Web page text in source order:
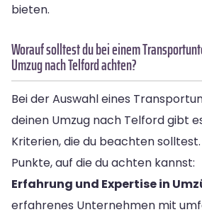
bieten.
Worauf solltest du bei einem
Umzug nach Telford achten?
Bei der Auswahl eines
deinen Umzug nach Telford gibt
Kriterien, die du beachten
Punkte, auf die du achten kannst:
Erfahrung und Expertise in
erfahrenes Unternehmen mit